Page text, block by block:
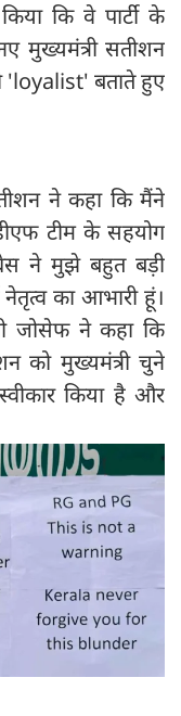
कि वे पार्टी के
मुख्यमंत्री सतीशन
'loyalist' बताते हुए
ने कहा कि मैंने
टीम के सहयोग
ने मुझे बहुत बड़ी
नेतृत्व का आभारी हूं।
जोसेफ ने कहा कि
को मुख्यमंत्री चुने
किया है और